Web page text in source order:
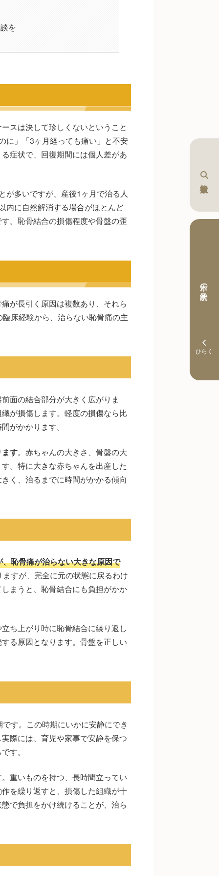
本日の予約状況
を
スは決して珍しくないということ
に」「3ヶ月経っても痛い」と不安
症状で、回復期間には個人差があ
が多いですが、産後1ヶ月で治る人
内に自然解消する場合がほとんど
。恥骨結合の損傷程度や骨盤の歪
が長引く原因は複数あり、それら
床経験から、治らない恥骨痛の主
面の結合部分が大きく広がりま
が損傷します。軽度の損傷なら比
がかかります。
す。赤ちゃんの大きさ、骨盤の大
。特に大きな赤ちゃんを出産した
く、治るまでに時間がかかる傾向
恥骨痛が治らない大きな原因で
すが、完全に元の状態に戻るわけ
まうと、恥骨結合にも負担がかか
ち上がり時に恥骨結合に繰り返し
る原因となります。骨盤を正しい
す。この時期にいかに安静にでき
際には、育児や家事で安静を保つ
す。
重いものを持つ、長時間立ってい
を繰り返すと、損傷した組織が十
で負担をかけ続けることが、治ら